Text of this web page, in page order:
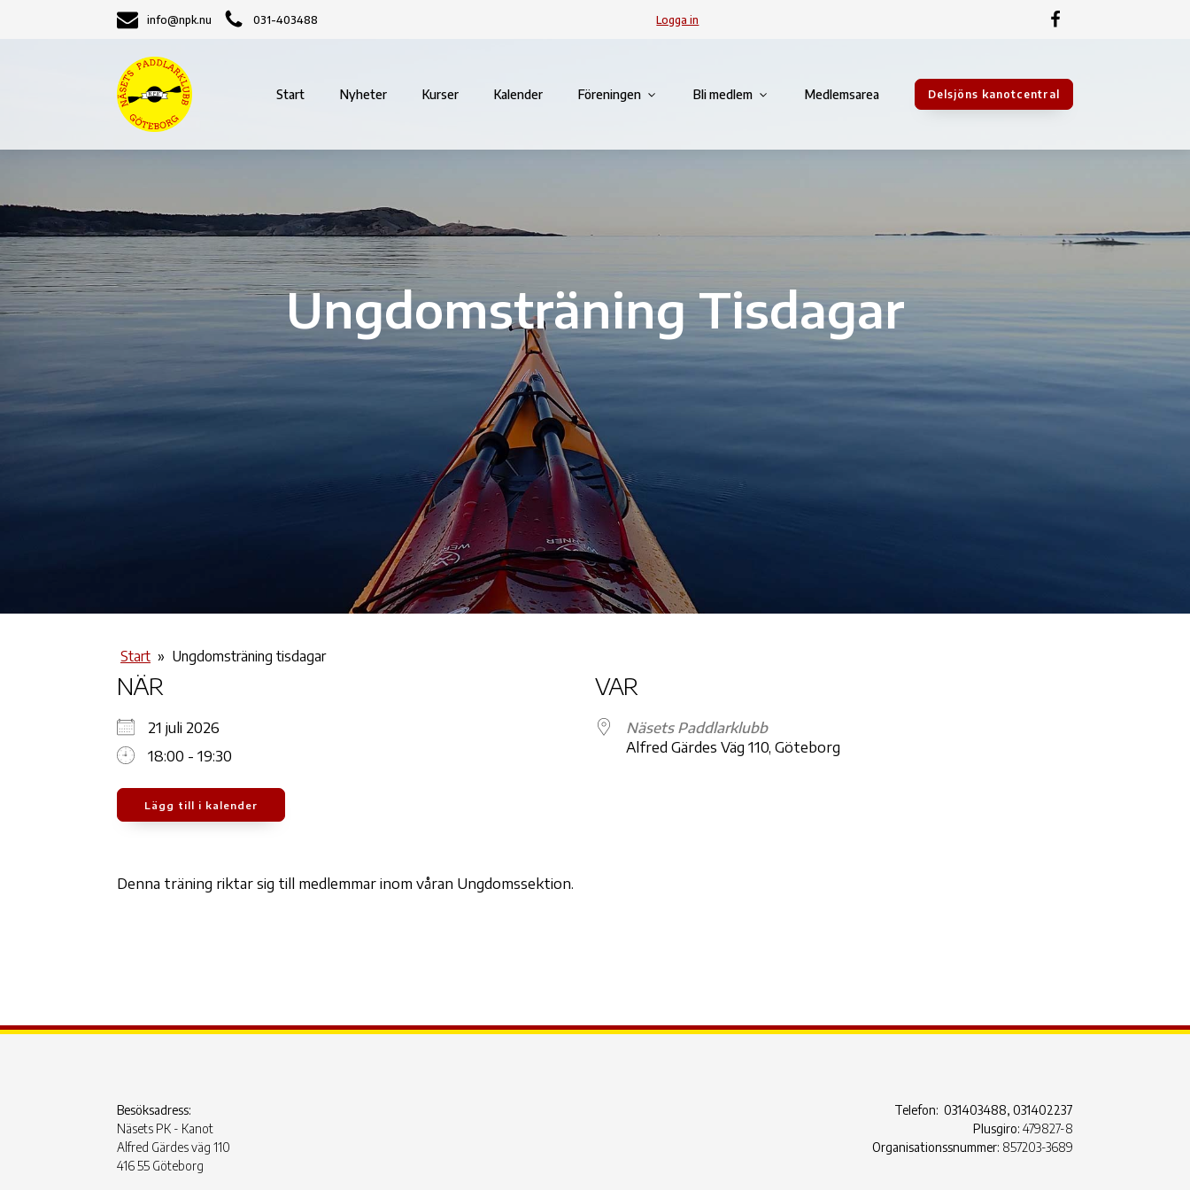
info@npk.nu 031-403488 Logga in
Start Nyheter Kurser Kalender Föreningen Bli medlem Medlemsarea Delsjöns kanotcentral
Ungdomsträning Tisdagar
Start » Ungdomsträning tisdagar
NÄR
21 juli 2026
18:00 - 19:30
Lägg till i kalender
VAR
Näsets Paddlarklubb
Alfred Gärdes Väg 110, Göteborg
Denna träning riktar sig till medlemmar inom våran Ungdomssektion.
Besöksadress:
Näsets PK - Kanot
Alfred Gärdes väg 110
416 55 Göteborg
Telefon: 031403488, 031402237
Plusgiro: 479827-8
Organisationssnummer: 857203-3689